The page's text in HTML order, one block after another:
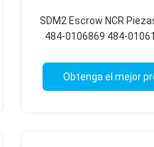
SDM2 Escrow NCR
484-0106869 484-
Obtenga el mejor